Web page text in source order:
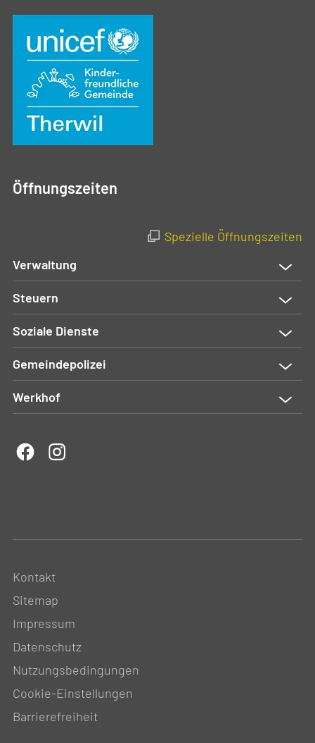
Öffnungszeiten
Spezielle Öffnungszeiten
Verwaltung
Steuern
Soziale Dienste
Gemeindepolizei
Werkhof
Kontakt
Sitemap
Impressum
Datenschutz
Nutzungsbedingungen
Cookie-Einstellungen
Barrierefreiheit